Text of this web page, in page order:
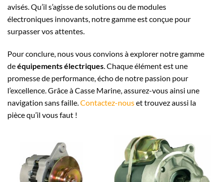
avisés. Qu’il s’agisse de solutions ou de modules
électroniques innovants, notre gamme est conçue pour
surpasser vos attentes.
Pour conclure, nous vous convions à explorer notre gamme
deéquipements électriques. Chaque élément est une
promesse de performance, écho de notre passion pour
l’excellence. Grâce à Casse Marine, assurez-vous ainsi une
navigation sans faille.Contactez-nouset trouvez aussi la
pièce qu’il vous faut !